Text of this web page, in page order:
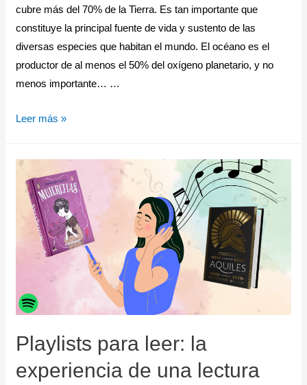
cubre más del 70% de la Tierra. Es tan importante que
constituye la principal fuente de vida y sustento de las
diversas especies que habitan el mundo. El océano es el
productor de al menos el 50% del oxígeno planetario, y no
menos importante… …
Leer más »
Playlists para leer: la
experiencia de una lectura